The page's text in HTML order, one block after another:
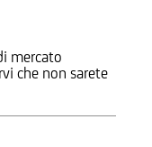
mercato
che non sarete